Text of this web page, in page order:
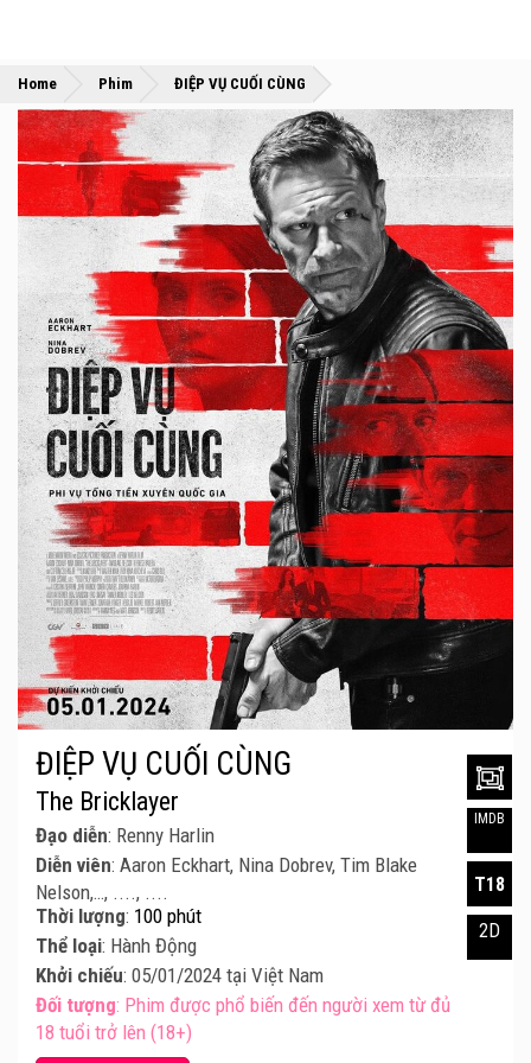
Home »
Phim »
ĐIỆP VỤ CUỐI CÙNG
ĐIỆP VỤ CUỐI CÙNG
The Bricklayer
Đạo diễn: Renny Harlin
Diễn viên: Aaron Eckhart, Nina Dobrev, Tim Blake
Nelson,…, ...., ....
Thời lượng: 100 phút
Thể loại: Hành Động
Khởi chiếu: 05/01/2024 tại Việt Nam
Đối tượng: Phim được phổ biến đến người xem từ đủ
18 tuổi trở lên (18+)
IMDB
T18
2D